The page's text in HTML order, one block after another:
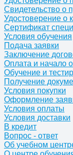
Свидетельство о
Удостоверение о
Сертификат
Условия обучения
Подача заявки
Заключение
Оплата и начало
Обучение и
Получение
Условия покупки
Оформление
Условия оплаты
Условия доставки
В кредит
Вопрос - ответ
Об учебном